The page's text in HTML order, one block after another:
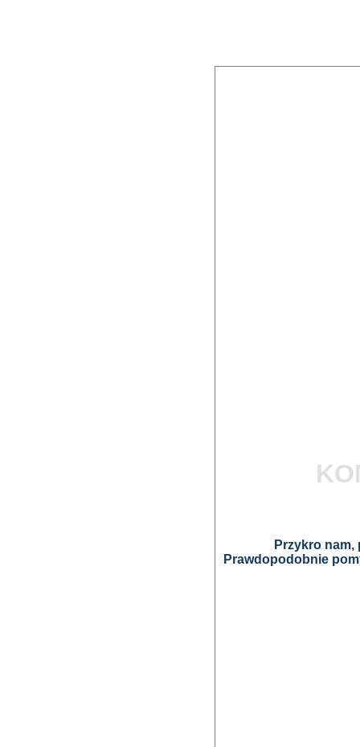
Przykro
Prawdopodobnie